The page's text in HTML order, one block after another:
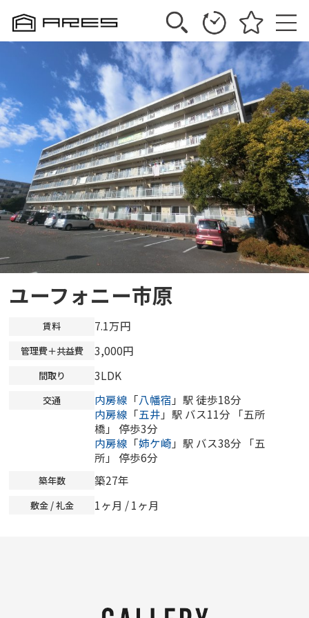
ユーフォニー市原
賃料 7.1万円
管理費＋共益費 3,000円
間取り 3LDK
交通 内房線 「八幡宿 」駅 徒歩18分
内房線 「五井 」駅 バス11分 「五所
橋」 停歩3分
内房線 「姉ケ崎 」駅 バス38分 「五
所」 停歩6分
築年数 築27年
敷金 / 礼金 1ヶ月 / 1ヶ月